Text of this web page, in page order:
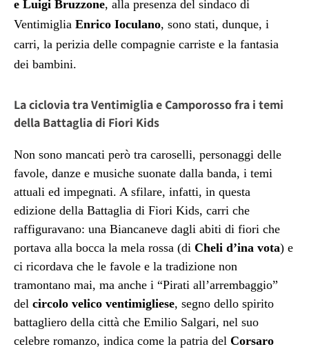
e Luigi Bruzzone, alla presenza del sindaco di
Ventimiglia Enrico Ioculano, sono stati, dunque, i
carri, la perizia delle compagnie carriste e la fantasia
dei bambini.
La ciclovia tra Ventimiglia e Camporosso fra i temi
della Battaglia di Fiori Kids
Non sono mancati però tra caroselli, personaggi delle
favole, danze e musiche suonate dalla banda, i temi
attuali ed impegnati. A sfilare, infatti, in questa
edizione della Battaglia di Fiori Kids, carri che
raffiguravano: una Biancaneve dagli abiti di fiori che
portava alla bocca la mela rossa (di Cheli d’ina vota) e
ci ricordava che le favole e la tradizione non
tramontano mai, ma anche i “Pirati all’arrembaggio”
del circolo velico ventimigliese, segno dello spirito
battagliero della città che Emilio Salgari, nel suo
celebre romanzo, indica come la patria del Corsaro